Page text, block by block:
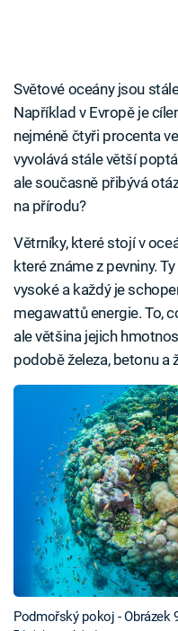
Světové oceány jsou
Například v Evropě je
nejméně čtyři procenta
vyvolává stále větší
ale současně přibývá
na přírodu?
Větrníky, které stojí v
které známe z pevniny.
vysoké a každý je
megawattů energie. To,
ale většina jejich
podobě železa, betonu a
Podmořský pokoj - Obrázek